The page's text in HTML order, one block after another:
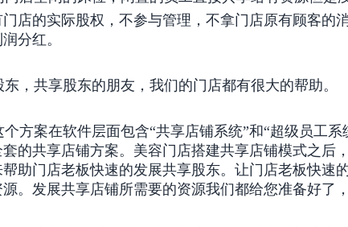
店的实际股权，不参与管理，不拿门店原有顾客的
分红。
，共享股东的朋友，我们的门店都有很大的帮助。
方案在软件层面包含“共享店铺系统”和“超级员工系
的共享店铺方案。美容门店搭建共享店铺模式之后
助门店老板快速的发展共享股东。让门店老板快速
。发展共享店铺所需要的资源我们都给您准备好了